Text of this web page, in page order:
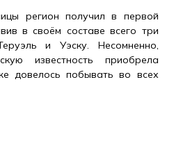
регион получил в первой
в своём составе всего три
и Уэску. Несомненно,
известность приобрела
довелось побывать во всех